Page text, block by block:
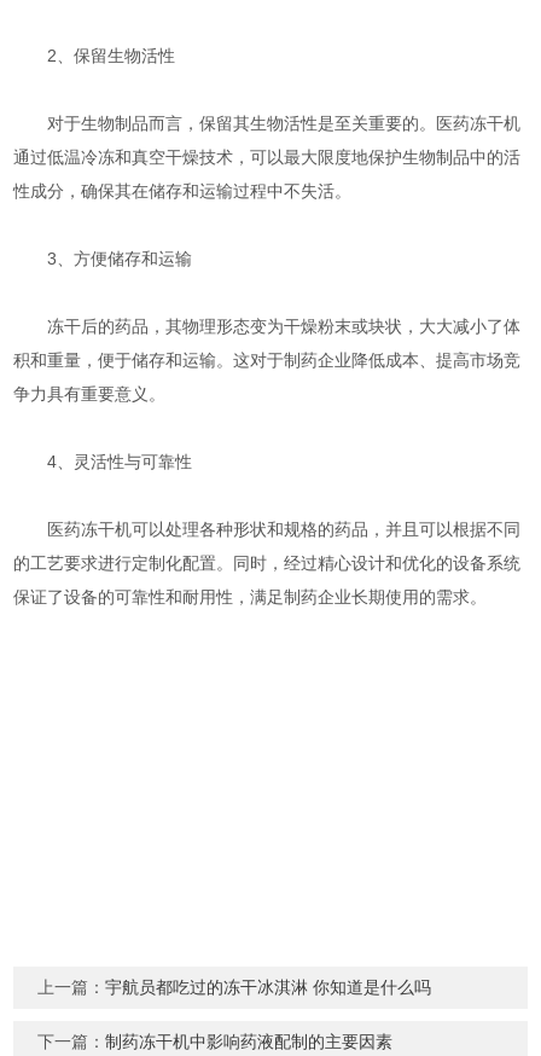
2、保留生物活性
对于生物制品而言，保留其生物活性是至关重要的。医药冻干机
通过低温冷冻和真空干燥技术，可以最大限度地保护生物制品中的活
性成分，确保其在储存和运输过程中不失活。
3、方便储存和运输
冻干后的药品，其物理形态变为干燥粉末或块状，大大减小了体
积和重量，便于储存和运输。这对于制药企业降低成本、提高市场竞
争力具有重要意义。
4、灵活性与可靠性
医药冻干机可以处理各种形状和规格的药品，并且可以根据不同
的工艺要求进行定制化配置。同时，经过精心设计和优化的设备系统
保证了设备的可靠性和耐用性，满足制药企业长期使用的需求。
上一篇：宇航员都吃过的冻干冰淇淋 你知道是什么吗
下一篇：制药冻干机中影响药液配制的主要因素